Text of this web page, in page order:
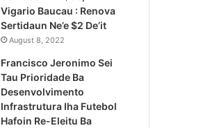
Vigario Baucau : Renova
Sertidaun Ne’e $2 De’it
August 8, 2022
Francisco Jeronimo Sei
Tau Prioridade Ba
Desenvolvimento
Infrastrutura Iha Futebol
Hafoin Re-Eleitu Ba